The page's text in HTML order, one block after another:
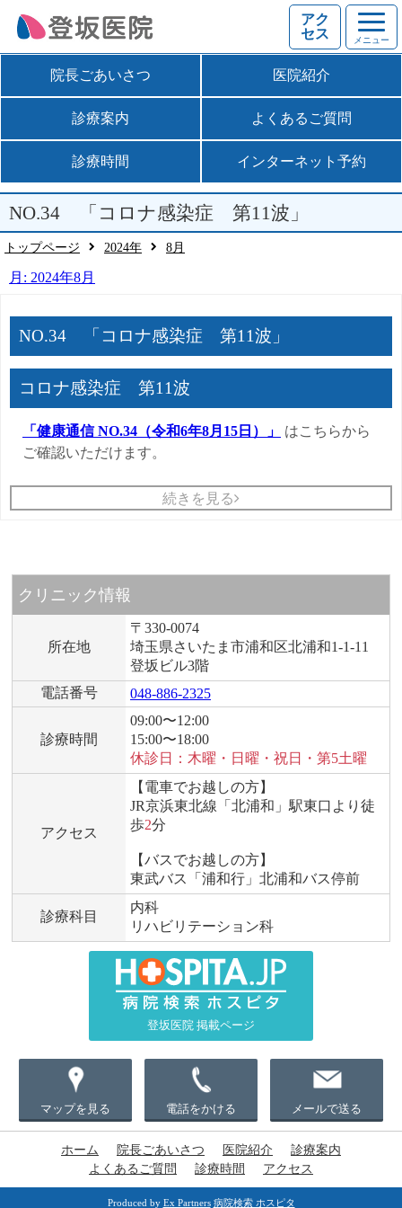
アク
セス
メニュー
院長ごあいさつ 医院紹介
診療案内 よくあるご質問
診療時間 インターネット予約
NO.34 「コロナ感染症 第11波」
トップページ 2024年 8月
月: 2024年8月
NO.34 「コロナ感染症 第11波」
コロナ感染症 第11波
「健康通信 NO.34（令和6年8月15日）」
はこちらから
ご確認いただけます。
続きを見る
クリニック情報
所在地
〒330-0074
埼玉県さいたま市浦和区北浦和1-1-11
登坂ビル3階
電話番号
048-886-2325
診療時間
09:00〜12:00
15:00〜18:00
休診日：木曜・日曜・祝日・第5土曜
アクセス
【電車でお越しの方】
JR京浜東北線「北浦和」駅東口より徒
歩2分
【バスでお越しの方】
東武バス「浦和行」北浦和バス停前
診療科目
内科
リハビリテーション科
登坂医院 掲載ページ
マップを見る 電話をかける メールで送る
ホーム 院長ごあいさつ 医院紹介
診療案内
よくあるご質問
診療時間 アクセス
Produced by Ex Partners 病院検索 ホスピタ